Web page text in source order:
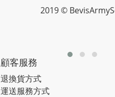
2019 ©
顧客服務
退換貨方式
運送服務方式